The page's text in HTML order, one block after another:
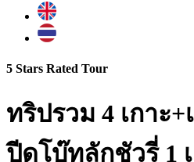
5 Stars Rated Tour
ทริปรวม 4 เกาะ+
ปีดโบ๊ทลักชัวรี่ 1